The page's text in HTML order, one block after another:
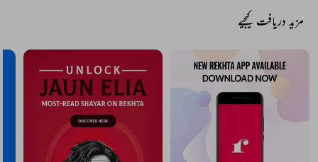
پچھلی غزل
وہ چپ چاپ آنسو بہانے کی راتیں
فراق گورکھپوری
آپ یہ بھی پڑھ سکتے ہیں